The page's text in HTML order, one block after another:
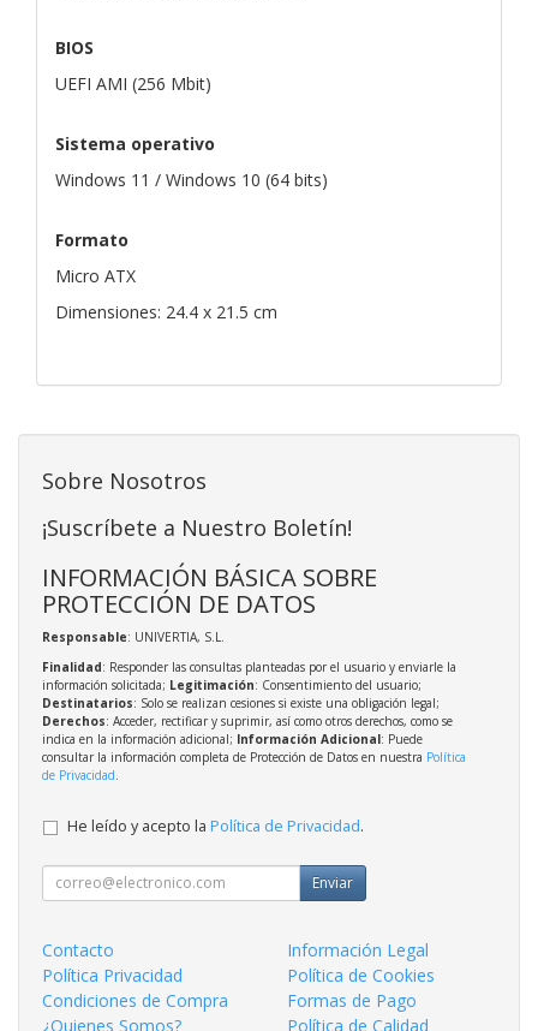
BIOS
UEFI AMI (256 Mbit)
Sistema operativo
Windows 11 / Windows 10 (64 bits)
Formato
Micro ATX
Dimensiones: 24.4 x 21.5 cm
Sobre Nosotros
¡Suscríbete a Nuestro Boletín!
INFORMACIÓN BÁSICA SOBRE
PROTECCIÓN DE DATOS
Responsable: UNIVERTIA, S.L.
Finalidad: Responder las consultas planteadas por el usuario y enviarle la
información solicitada; Legitimación: Consentimiento del usuario;
Destinatarios: Solo se realizan cesiones si existe una obligación legal;
Derechos: Acceder, rectificar y suprimir, así como otros derechos, como se
indica en la información adicional; Información Adicional: Puede
consultar la información completa de Protección de Datos en nuestra Política
de Privacidad
He leído y acepto la Política de Privacidad.
Enviar
Contacto
Información Legal
Política Privacidad
Política de Cookies
Condiciones de Compra
Formas de Pago
¿Quienes Somos?
Política de Calidad